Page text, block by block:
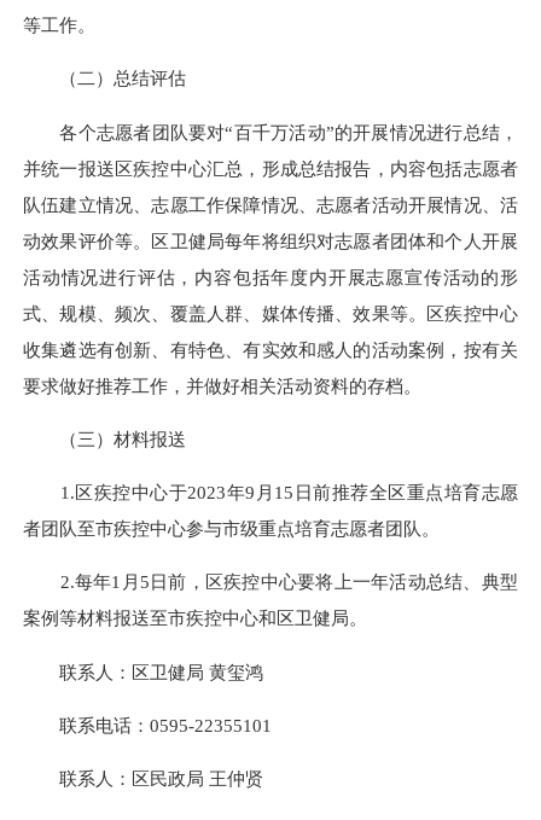
等工作。
（二）总结评估
各个志愿者团队要对“百千万活动”的开展情况进行总结，
并统一报送区疾控中心汇总，形成总结报告，内容包括志愿者
队伍建立情况、志愿工作保障情况、志愿者活动开展情况、活
动效果评价等。区卫健局每年将组织对志愿者团体和个人开展
活动情况进行评估，内容包括年度内开展志愿宣传活动的形
式、规模、频次、覆盖人群、媒体传播、效果等。区疾控中心
收集遴选有创新、有特色、有实效和感人的活动案例，按有关
要求做好推荐工作，并做好相关活动资料的存档。
（三）材料报送
1.区疾控中心于2023年9月15日前推荐全区重点培育志愿
者团队至市疾控中心参与市级重点培育志愿者团队。
2.每年1月5日前，区疾控中心要将上一年活动总结、典型
案例等材料报送至市疾控中心和区卫健局。
联系人：区卫健局 黄玺鸿
联系电话：0595-22355101
联系人：区民政局 王仲贤